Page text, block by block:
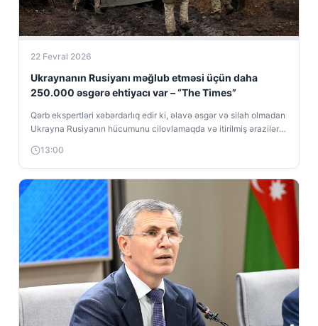
22 Fevral 2026
Ukraynanın Rusiyanı məğlub etməsi üçün daha
250.000 əsgərə ehtiyacı var – “The Times”
Qərb ekspertləri xəbərdarlıq edir ki, əlavə əsgər və silah olmadan
Ukrayna Rusiyanın hücumunu cilovlamaqda və itirilmiş əraziləri
13:00